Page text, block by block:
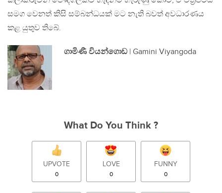
සමග වෙනත් කිසි සම්බන්ධයක් මට නැති බවත් අවධාරණය
කළ යුතුව තිබේ.
ගාමිණී වියන්ගොඩ | Gamini Viyangoda
What Do You Think ?
UPVOTE
0
LOVE
0
FUNNY
0